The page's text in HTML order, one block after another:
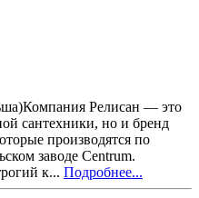
Релисан — это
сантехники, но и бренд
производятся по
заводе Centrum.
к... Подробнее...